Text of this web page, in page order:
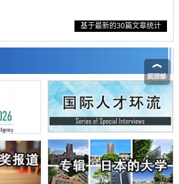
组编辑技术强化碳固定酶，成功提高光合作用
出非结核分枝杆菌生存的必需基因，首次揭示
异
AI的不可控性——中央大学平野晋教授专访
壤健康应采取哪些措施？探讨土壤保护与强化
网络的温度预测新方法，AI从分子排列信息中
基于最新的30篇文章统计